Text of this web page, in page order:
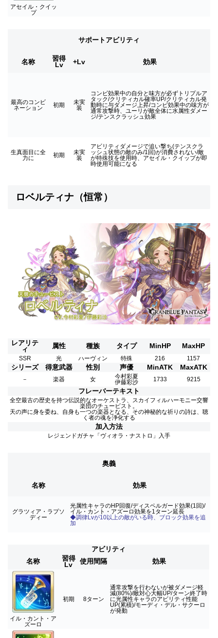
アセイル・クイッ
プ
サポートアビリティ
名称
習得
Lv
+Lv 効果
最高のコンビ
ネーション
初期
未実
装
コンビ効果中の自分と味方が必ずトリプルア
タック/クリティカル確率UP/クリティカル発
動時に与ダメージ上昇/コンビ効果中の味方が
通常攻撃時、ユーリが敵全体に水属性ダメー
ジ/テンスクラッシュ効果
生真面目に全
力に
初期
未実
装
アビリティダメージで追い撃ち(テンスクラ
ッシュ状態の敵のみ/1回)が消費されない/敵
が特殊技を使用時、アセイル・クイップが即
時使用可能になる
ロベルティナ（恒常）
レアリテ
ィ
属性 種族 タイプ MinHP MaxHP
SSR 光 ハーヴィン 特殊 216 1157
シリーズ 得意武器 性別 声優 MinATK MaxATK
－ 楽器 女
今村彩夏
伊藤彩沙
1733 9215
フレーバーテキスト
全空最古の歴史を持つ伝説的なオーケストラ、スカイフィルハーモニー交響
楽団のチュービスト。
天の声に身を委ね、自身も一つの楽器となる、その神秘的な祈りの詩は、聴
く者の魂を浄化する
加入方法
レジェンドガチャ「ヴィオラ・ナストロ 」入手
奥義
名称 効果
グラツィア・ラプソ
ディー
光属性キャラのHP回復/ディスペルガード効果(1回)/
イル・カント・アズーロ効果を1ターン延長
◆調律Lvが10以上の敵がいる時、ブロック効果を追
加
アビリティ
名称
習得
Lv
使用間隔 効果
イル・カント・ア
ズーロ
初期 8ターン
通常攻撃を行わないが被ダメージ軽
減(80%)/敵対心大幅UP/ターン終了時
に光属性キャラのアビリティ性能
UP(累積)/モーディ・デル・サクーロ
が発動